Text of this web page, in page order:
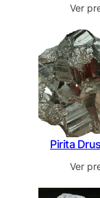
Ver
Pirita
Ver